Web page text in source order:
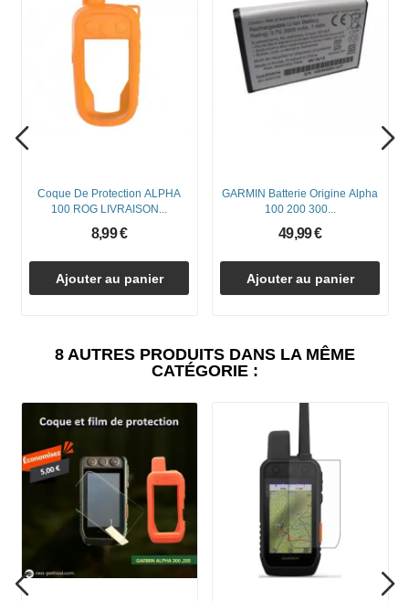
Coque De Protection ALPHA
100 ROG LIVRAISON...
8,99 €
Ajouter au panier
GARMIN Batterie Origine Alpha
100 200 300...
49,99 €
Ajouter au panier
8 AUTRES PRODUITS DANS LA MÊME
CATÉGORIE :